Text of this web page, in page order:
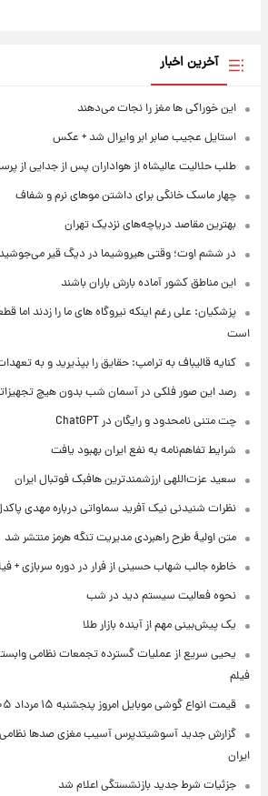
آخرین اخبار
این خوراکی ها مغز را نجات می‌دهند
استایل عجیب صابر ابر وایرال شد + عکس
طلب حلالیت عالیشاه از هواداران پس از جدایی از
چهار ماسک خانگی برای داشتن موهای نرم و شفاف
بهترین مقاصد دریاچه‌های نزدیک تهران
در ششم اوت؛ وقتی هیروشیما در دیگ قیر
این مناطق کشور آماده بارش باران باشند
پزشکیان: علی رغم اینکه نیروگاه های ما را زدند اما
است
کنایه قالیباف به ترامپ: حقایق را بپذیرید و به
رصد این صور فلکی در آسمان شب بدون هیچ
چت متنی نامحدود و رایگان در ChatGPT
شرایط تفاهم‌نامه به نفع ایران بهبود یافت
سعید عزت‌اللهی ارزشمندترین هافبک فوتبال ایران
نظرات شنیدنی نیک آفرید سماواتی درباره مهدی
متن اولیۀ طرح راهبردی مدیریت تنگه هرمز منتشر شد
خاطره جالب شهاب حسینی از فرار در دوره سربازی +
نحوه فعالیت سیستم دید در شب
یک پیش‌بینی مهم از آینده بازار طلا
یحیی سریع از عملیات گسترده تجمعات نظامی
فیلم
قیمت انواع گوشی موبایل امروز پنجشنبه ۱۵ مرداد ۱۴۰۵ + جدول
گزارش جدید آسوشیتدپرس آسیب مغزی صدها نظامی
ایران
جزئیات شرط جدید بازنشستگی اعلام شد